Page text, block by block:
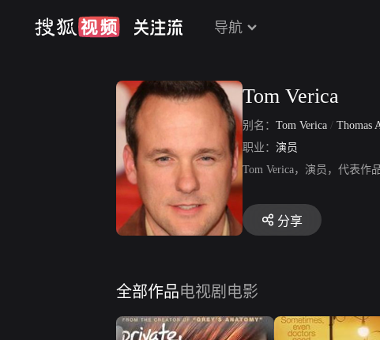
导航
Tom Verica
别名： Tom Verica / Thomas
职业： 演员
Tom Verica，演员，代表作
分享
全部作品电视剧 电影